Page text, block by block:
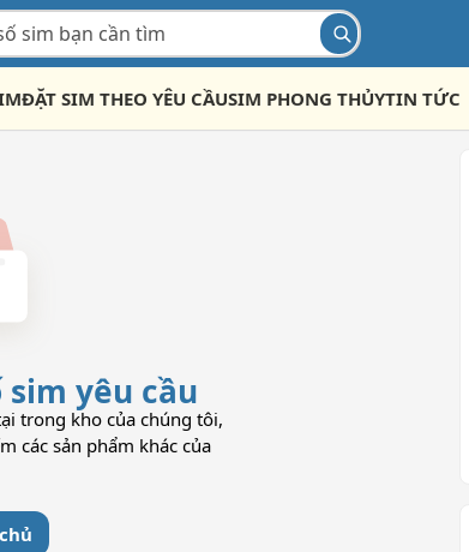
ĐẶT SIM THEO YÊU CẦUSIM PHONG THỦYTIN TỨC
yêu cầu
trong kho của chúng tôi,
các sản phẩm khác của